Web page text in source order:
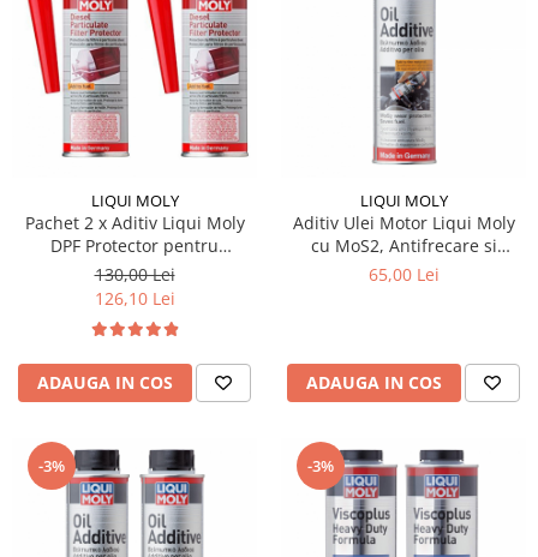
LIQUI MOLY
Pachet 2 x Aditiv Liqui Moly
DPF Protector pentru
motorina si protectie filtru
particule 250 ml
130,00 Lei
126,10 Lei
ADAUGA IN COS
LIQUI MOLY
Aditiv Ulei Motor Liqui Moly
cu MoS2, Antifrecare si
Antiuzura, Reduce Consumul,
65,00 Lei
ADAUGA IN COS
-3% -3%